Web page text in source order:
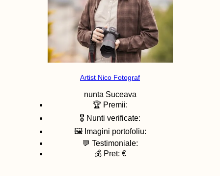
Artist Nico Fotograf
nunta Suceava
🏆 Premii:
🎖️ Nunti verificate:
🖼️ Imagini portofoliu:
💬 Testimoniale:
💰 Pret: €